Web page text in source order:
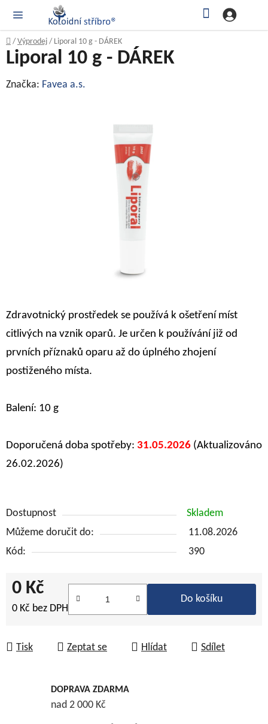
obsah
Domů
/ Výprodej / Liporal 10 g - DÁREK
Zdravotnický prostředek se používá k ošetření míst
citlivých na vznik oparů. Je určen k používání již od
prvních příznaků oparu až do úplného zhojení
postiženého místa.
Balení: 10 g
Doporučená doba spotřeby: 31.05.2026 (Aktualizováno
26.02.2026)
Dostupnost
Skladem
Můžeme doručit do:
11.08.2026
Kód:
390
0 Kč
0 Kč bez DPH
Do košíku
Tisk Zeptat se Hlídat Sdílet
Liporal 10 g - DÁREK
Značka: Favea a.s.
DOPRAVA ZDARMA
nad 2 000 Kč